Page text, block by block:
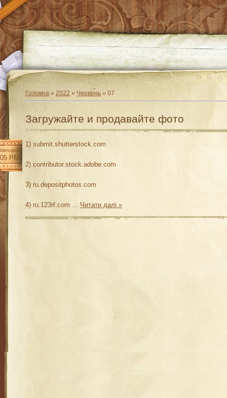
Головна » 2022 » Червень » 07
Загружайте и продавайте фото
PM
1) submit.shutterstock.com
2) contributor.stock.adobe.com
3) ru.depositphotos.com
4) ru.123rf.com ... Читати далі »